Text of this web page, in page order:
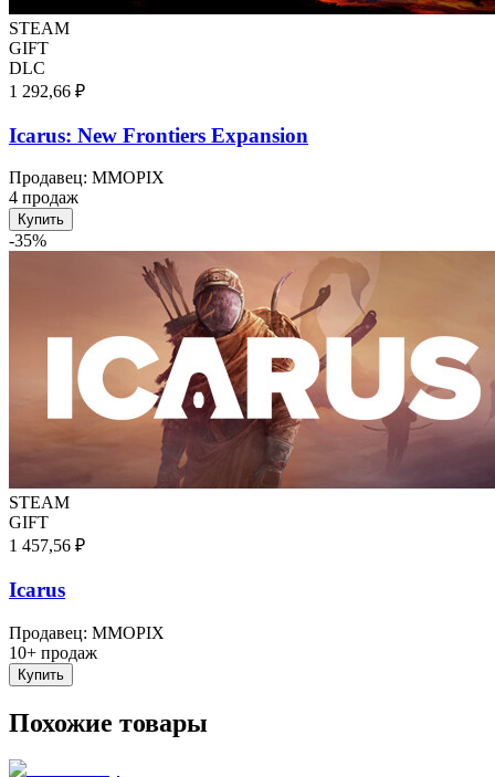
STEAM
GIFT
DLC
1 292,66 ₽
Icarus: New Frontiers Expansion
Продавец: MMOPIX
4 продаж
Купить
-35%
STEAM
GIFT
1 457,56 ₽
Icarus
Продавец: MMOPIX
10+ продаж
Купить
Похожие товары